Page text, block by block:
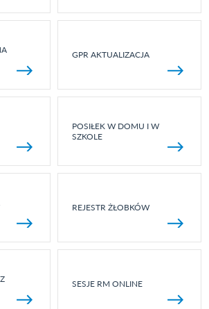
GPR AKTUALIZACJA
POSIŁEK W DOMU I W
SZKOLE
REJESTR ŻŁOBKÓW
SESJE RM ONLINE